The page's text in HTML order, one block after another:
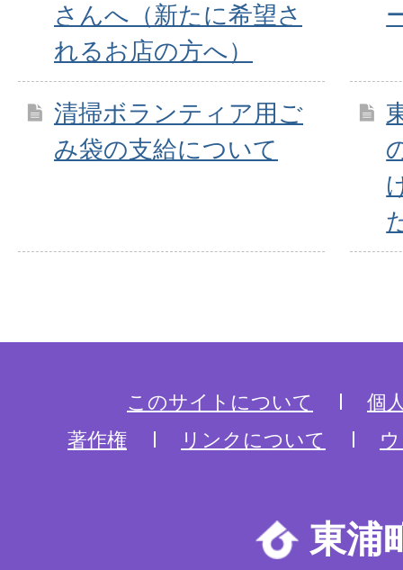
さんへ（新たに希望さ
れるお店の方へ）
清掃ボランティア用ご
み袋の支給について
このサイトについて
個
著作権
リンクについて
東浦